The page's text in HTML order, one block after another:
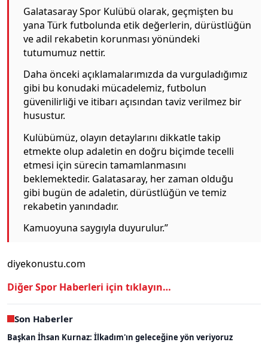
Galatasaray Spor Kulübü olarak, geçmişten bu
yana Türk futbolunda etik değerlerin, dürüstlüğün
ve adil rekabetin korunması yönündeki
tutumumuz nettir.
Daha önceki açıklamalarımızda da vurguladığımız
gibi bu konudaki mücadelemiz, futbolun
güvenilirliği ve itibarı açısından taviz verilmez bir
husustur.
Kulübümüz, olayın detaylarını dikkatle takip
etmekte olup adaletin en doğru biçimde tecelli
etmesi için sürecin tamamlanmasını
beklemektedir. Galatasaray, her zaman olduğu
gibi bugün de adaletin, dürüstlüğün ve temiz
rekabetin yanındadır.
Kamuoyuna saygıyla duyurulur.”
diyekonustu.com
Diğer Spor Haberleri için tıklayın…
Son Haberler
Başkan İhsan Kurnaz: İlkadım'ın geleceğine yön veriyoruz